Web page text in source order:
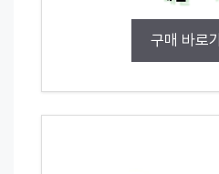
구매 바로